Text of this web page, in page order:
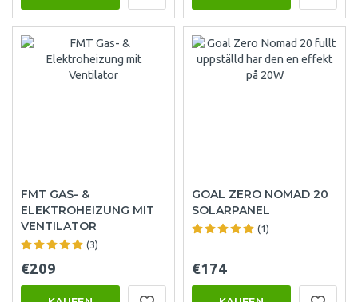
FMT GAS- &
ELEKTROHEIZUNG MIT
VENTILATOR
(3)
€209
GOAL ZERO NOMAD 20
SOLARPANEL
(1)
€174